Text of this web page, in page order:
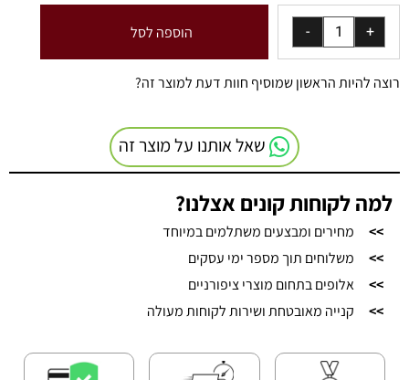
הוספה לסל
רוצה להיות הראשון שמוסיף חוות דעת למוצר זה?
שאל אותנו על מוצר זה
למה לקוחות קונים אצלנו?
>>
מחירים ומבצעים משתלמים במיוחד
>>
משלוחים תוך מספר ימי עסקים
>>
אלופים בתחום מוצרי ציפורניים
>>
קנייה מאובטחת ושירות לקוחות מעולה